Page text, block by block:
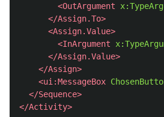
<OutArgument
</Assign.To>
<Assign.Value>
<InArgument
</Assign.Value>
</Assign>
<ui:MessageBox
</Sequence>
</Activity>